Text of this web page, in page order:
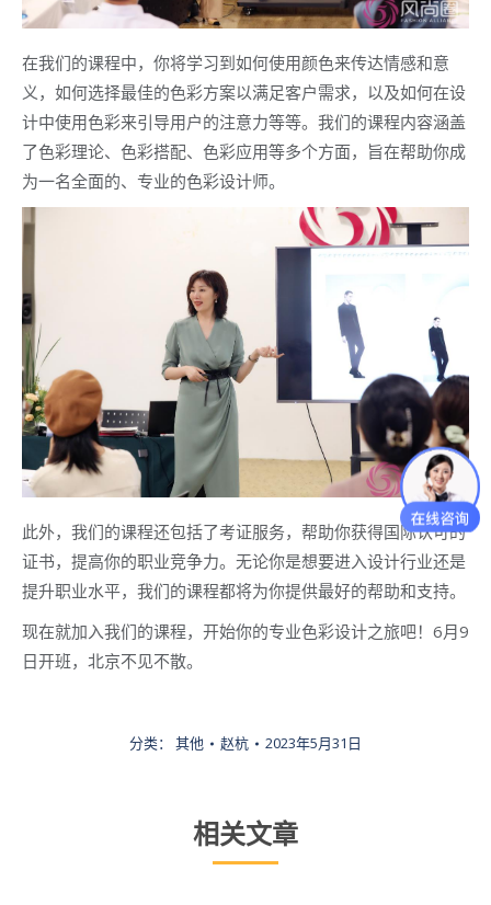
在我们的课程中，你将学习到如何使用颜色来传达情感和意
义，如何选择最佳的色彩方案以满足客户需求，以及如何在设
计中使用色彩来引导用户的注意力等等。我们的课程内容涵盖
了色彩理论、色彩搭配、色彩应用等多个方面，旨在帮助你成
为一名全面的、专业的色彩设计师。
此外，我们的课程还包括了考证服务，帮助你获得国际认可的
证书，提高你的职业竞争力。无论你是想要进入设计行业还是
提升职业水平，我们的课程都将为你提供最好的帮助和支持。
现在就加入我们的课程，开始你的专业色彩设计之旅吧！6月9
日开班，北京不见不散。
分类： 其他 赵杭 2023年5月31日
相关文章